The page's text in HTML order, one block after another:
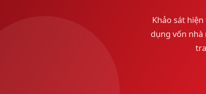
Khảo sát
dụng vốn